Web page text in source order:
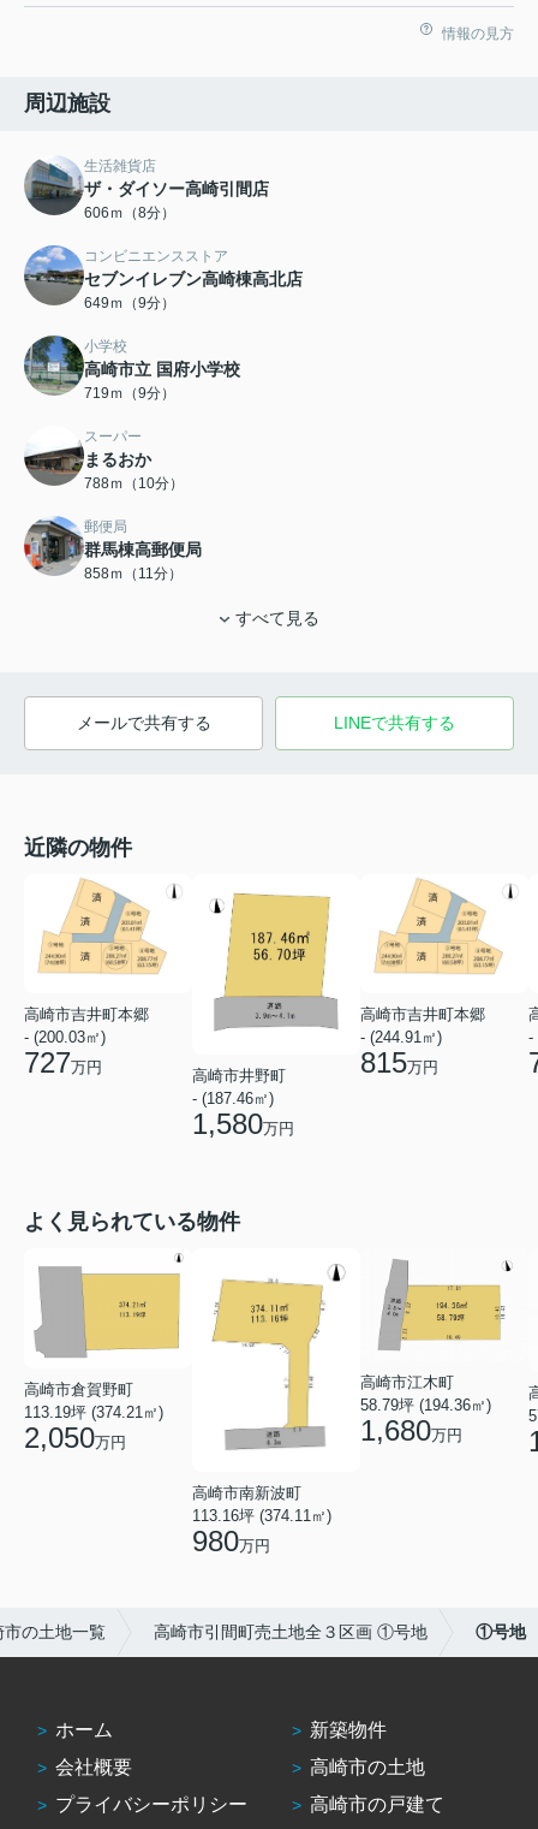
情報の見方
周辺施設
生活雑貨店
ザ・ダイソー高崎引間店
606ｍ（8分）
コンビニエンスストア
セブンイレブン高崎棟高北店
649ｍ（9分）
小学校
高崎市立 国府小学校
719ｍ（9分）
スーパー
まるおか
788ｍ（10分）
郵便局
群馬棟高郵便局
858ｍ（11分）
すべて見る
メールで共有する LINEで共有する
近隣の物件
高崎市吉井町本郷
- (200.03㎡)
727万円
高崎市井野町
- (187.46㎡)
1,580万円
高崎市吉井町本郷
- (244.91㎡)
815万円
-
よく見られている物件
高崎市倉賀野町
113.19坪 (374.21㎡)
2,050万円
高崎市南新波町
113.16坪 (374.11㎡)
980万円
高崎市江木町
58.79坪 (194.36㎡)
1,680万円
市の土地一覧 高崎市引間町売土地全３区画 ①号地 ①号地
ホーム
会社概要
プライバシーポリシー
新築物件
高崎市の土地
高崎市の戸建て